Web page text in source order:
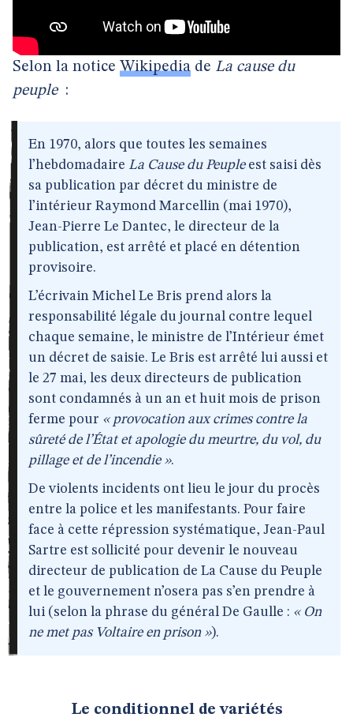
Selon la notice Wikipedia de La cause du
peuple :
En 1970, alors que toutes les semaines
l’hebdomadaire La Cause du Peupleest saisi dès
sa publication par décret du ministre de
l’intérieur Raymond Marcellin (mai 1970),
Jean-Pierre Le Dantec, le directeur de la
publication, est arrêté et placé en détention
provisoire.
L’écrivain Michel Le Bris prend alors la
responsabilité légale du journal contre lequel
chaque semaine, le ministre de l’Intérieur émet
un décret de saisie. Le Bris est arrêté lui aussi et
le 27 mai, les deux directeurs de publication
sont condamnés à un an et huit mois de prison
ferme pour « provocation aux crimes contre la
sûreté de l’État et apologie du meurtre, du vol, du
pillage et de l’incendie ».
De violents incidents ont lieu le jour du procès
entre la police et les manifestants. Pour faire
face à cette répression systématique, Jean-Paul
Sartre est sollicité pour devenir le nouveau
directeur de publication de La Cause du Peuple
et le gouvernement n’osera pas s’en prendre à
lui (selon la phrase du général De Gaulle : « On
ne met pas Voltaire en prison »).
Le conditionnel de variétés